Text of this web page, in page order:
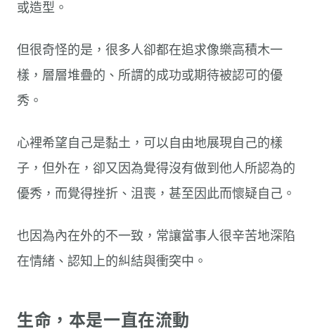
或造型。
但很奇怪的是，很多人卻都在追求像樂高積木一
樣，層層堆疊的、所謂的成功或期待被認可的優
秀。
心裡希望自己是黏土，可以自由地展現自己的樣
子，但外在，卻又因為覺得沒有做到他人所認為的
優秀，而覺得挫折、沮喪，甚至因此而懷疑自己。
也因為內在外的不一致，常讓當事人很辛苦地深陷
在情緒、認知上的糾結與衝突中。
生命，本是一直在流動